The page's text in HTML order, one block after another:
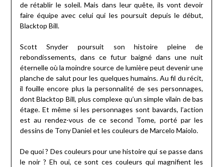
de rétablir le soleil. Mais dans leur quête, ils vont devoir
faire équipe avec celui qui les poursuit depuis le début,
Blacktop Bill.
Scott Snyder poursuit son histoire pleine de
rebondissements, dans ce futur baigné dans une nuit
éternelle où la moindre source de lumière peut devenir une
planche de salut pour les quelques humains. Au fil du récit,
il fouille encore plus la personnalité de ses personnages,
dont Blacktop Bill, plus complexe qu’un simple vilain de bas
étage. Et même si les personnages sont bavards, l’action
est au rendez-vous de ce second Tome, porté par les
dessins de Tony Daniel et les couleurs de Marcelo Maiolo.
De quoi ? Des couleurs pour une histoire qui se passe dans
le noir ? Eh oui, ce sont ces couleurs qui magnifient les